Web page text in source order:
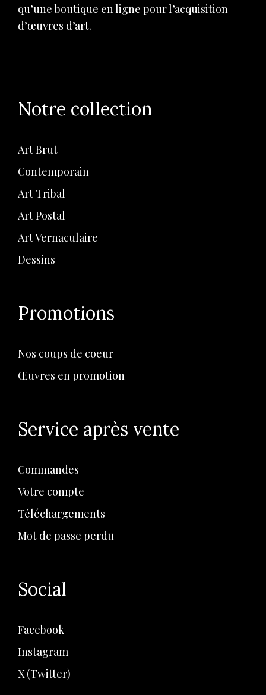
qu’une boutique en ligne pour l’acquisition
d’œuvres d’art.
Notre collection
Art Brut
Contemporain
Art Tribal
Art Postal
Art Vernaculaire
Dessins
Promotions
Nos coups de coeur
Œuvres en promotion
Service après vente
Commandes
Votre compte
Téléchargements
Mot de passe perdu
Social
Facebook
Instagram
X (Twitter)